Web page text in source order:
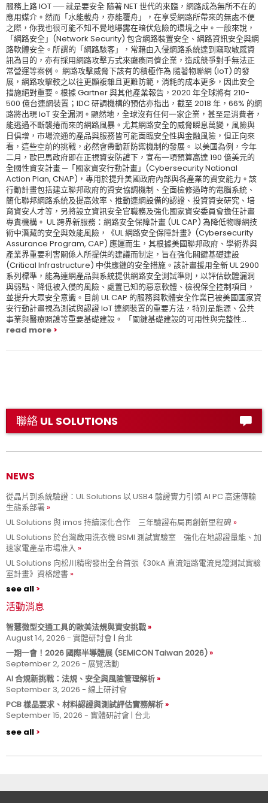
服務上路 IOT ── 就是要安全 隨著 NET 世代的來臨，網路成為無所不在的
應用媒介。然而「水能載舟，亦能覆舟」，在享受網路所帶來的無處不便
之際，你我也很可能不知不覺地曝露在暗伏危險的環境之中。一般來說，
「網路安全」(Network Security) 包含網路裝置安全、網路資訊安全與網
路軟體安全。所謂的「網路駭客」，常藉由入侵網路系統達到竊取敏感資
訊為目的，亦有採用網路攻擊方式來癱瘓同儕企業，造成競爭對手無法正
常營運等案例。 網路攻擊威脅下該有的積極作為 隨著物聯網 (IoT) 的發
展，網路攻擊較之以往更顯複雜且更難防範，消耗的成本更多，因此安全
措施絕對重要。根據 Gartner 與其他產業報告，2020 年全球將有 210-
500 億台連網裝置；IDC 研調機構的預估亦指出，截至 2018 年，66% 的網
路將出現 IoT 安全漏洞。顯然地，全球沒有任何一家企業，甚至是消費者，
能逃過不斷襲捲而來的網路風暴。尤其網路安全的威脅瞬息萬變，風險與
日俱增，市場流通的產品與服務皆可能面臨安全性與金融風險，但正向來
看，這些空前的挑戰，必然會帶動新防禦機制的發展。 以美國為例，今年
二月，歐巴馬政府即在正視資安防護下，宣布一項預算高達 190 億美元的
全國性資安計畫 ─「國家資安行動計畫」(Cybersecurity National
Action Plan, CNAP)，專用於提升美國政府內部與各產業的資安能力。該
行動計畫包括建立聯邦政府的資安協調機制、全面檢修過時的電腦系統、
簡化聯邦網路系統及提高效率、推動連網設備的認證、投資資安研究、培
育資安人才等，另將設立資訊安全官職務及強化國家資安委員會擔任計畫
專責機構。 UL 跨界新服務：網路安全保障計畫 (UL CAP) 為降低物聯網技
術中潛藏的安全與效能風險，《UL 網路安全保障計畫》(Cybersecurity
Assurance Program, CAP) 應運而生，其根據美國聯邦政府、學術界與
產業界重要利害關係人所提供的建議而制定，旨在強化關鍵基礎建設
(Critical Infrastructure) 中供應鏈的安全措施。該計畫援用全新 UL 2900
系列標準，能為連網產品與系統提供網路安全測試準則，以評估軟體漏洞
與弱點、降低被入侵的風險、處置已知的惡意軟體、檢視保全控制項目，
並提升大眾安全意識。目前 UL CAP 的服務與軟體安全作業已被美國國家資
安行動計畫視為測試與認證 IoT 連網裝置的重要方法，特別是能源、公共
事業與醫療照護等重要基礎建設。 「關鍵基礎建設的可用性與完整性...
read more
聯絡 UL SOLUTIONS
NEWS
從晶片到系統驗證：UL Solutions 以 USB4 驗證實力引領 AI PC 高速傳輸
生態系部署
UL Solutions 與 imos 持續深化合作 三年驗證布局再創新里程碑
UL Solutions 於台灣啟用洗衣機 BSMI 測試實驗室 強化在地認證量能、加
速家電產品市場准入
UL Solutions 向松川精密發出全台首張《30kA 直流短路電流見證測試實驗
室計畫》資格證書
see all
活動消息
智慧微型交通工具的歐美法規與資安挑戰
August 14, 2026 - 實體研討會 | 台北
一期一會！2026 國際半導體展 (SEMICON Taiwan 2026)
September 2, 2026 - 展覽活動
AI 合規新挑戰：法規、安全與風險管理解析
September 3, 2026 - 線上研討會
PCB 樣品要求、材料認證與測試評估實務解析
September 15, 2026 - 實體研討會 | 台北
see all